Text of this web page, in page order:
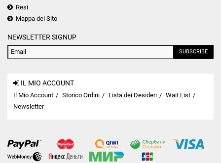
Resi
Mappa del Sito
NEWSLETTER SIGNUP
SUBSCRIBE
IL MIO ACCOUNT
Il Mio Account Storico Ordini Lista dei Desideri
Wait List
Newsletter